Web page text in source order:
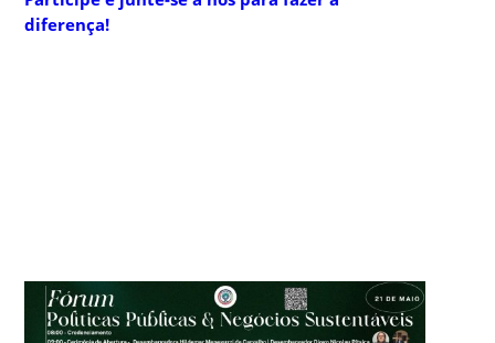
diferença!